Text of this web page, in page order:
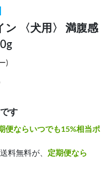
〈犬用〉 満腹感
)
す
便ならいつでも15%相当ポ
料無料が、 定期便なら